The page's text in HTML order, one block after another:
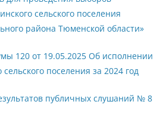
сельского поселения
района Тюменской области»
120 от 19.05.2025 Об исполнении
поселения за 2024 год
публичных слушаний № 8